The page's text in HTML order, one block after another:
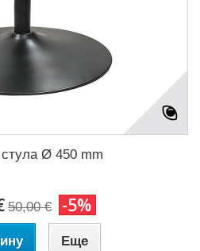
Ø 450 mm
50,00 € -5%
Еще